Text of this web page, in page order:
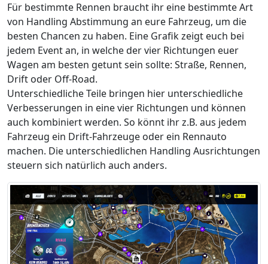
Für bestimmte Rennen braucht ihr eine bestimmte Art
von Handling Abstimmung an eure Fahrzeug, um die
besten Chancen zu haben. Eine Grafik zeigt euch bei
jedem Event an, in welche der vier Richtungen euer
Wagen am besten getunt sein sollte: Straße, Rennen,
Drift oder Off-Road.
Unterschiedliche Teile bringen hier unterschiedliche
Verbesserungen in eine vier Richtungen und können
auch kombiniert werden. So könnt ihr z.B. aus jedem
Fahrzeug ein Drift-Fahrzeuge oder ein Rennauto
machen. Die unterschiedlichen Handling Ausrichtungen
steuern sich natürlich auch anders.